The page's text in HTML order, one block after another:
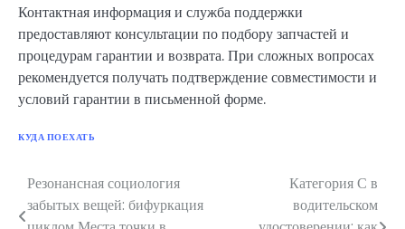
Контактная информация и служба поддержки
предоставляют консультации по подбору запчастей и
процедурам гарантии и возврата. При сложных вопросах
рекомендуется получать подтверждение совместимости и
условий гарантии в письменной форме.
КУДА ПОЕХАТЬ
Навигация
по
Резонансная социология
забытых вещей: бифуркация
Категория С в
водительском